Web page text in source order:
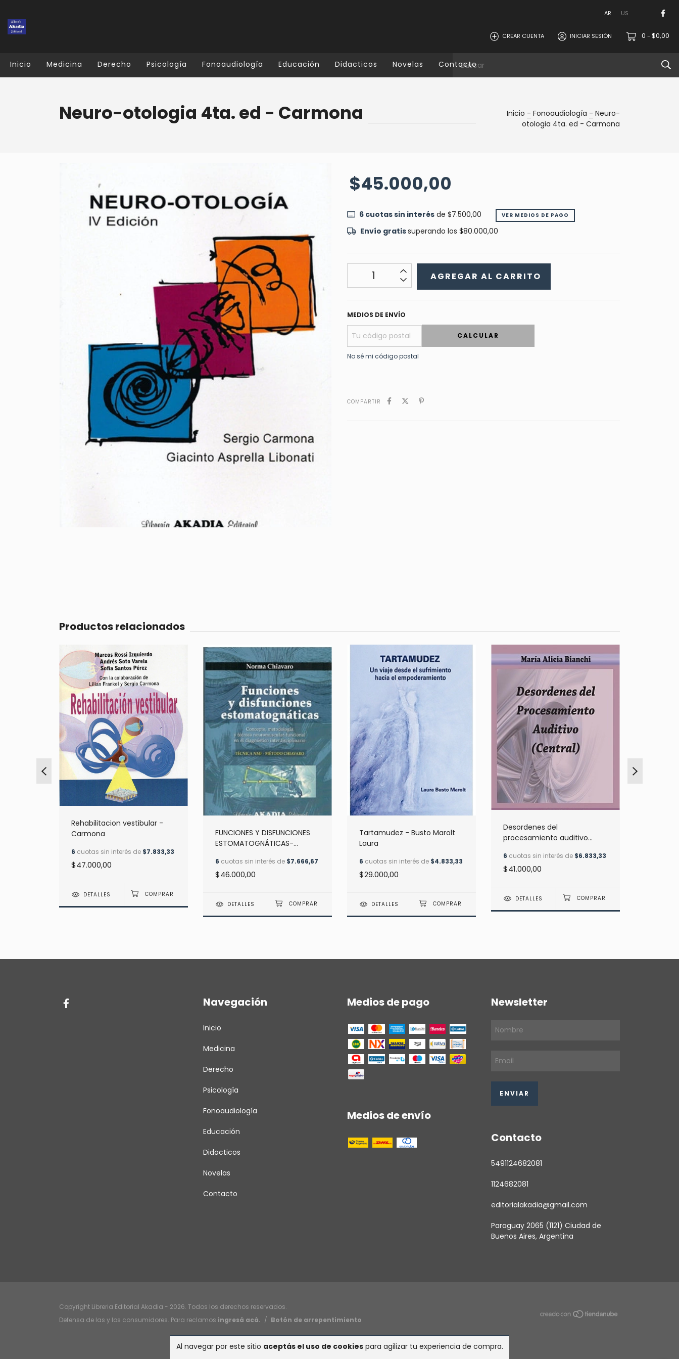
AR US
CREAR CUENTA INICIAR SESIÓN 0 - $0,00
Inicio Medicina Derecho Psicología Fonoaudiología Educación Didacticos Novelas Contacto
Al navegar por este sitio aceptás el uso de cookiespara agilizar tu experiencia de compra.
Neuro-otologia 4ta. ed - Carmona Inicio - Fonoaudiología - Neuro-
otologia 4ta. ed - Carmona
$45.000,00
6cuotas sin interésde $7.500,00 VER MEDIOS DE PAGO
Envío gratissuperando los $80.000,00
MEDIOS DE ENVÍO
CALCULAR
No sé mi código postal
COMPARTIR
Productos relacionados
Rehabilitacion vestibular -
Carmona
6 cuotas sin interés de $7.833,33
$47.000,00
DETALLES
FUNCIONES Y DISFUNCIONES
ESTOMATOGNÁTICAS-
TÉCNICA ...NORMA CHIAVARO
6 cuotas sin interés de $7.666,67
$46.000,00
DETALLES
Tartamudez - Busto Marolt
Laura
6 cuotas sin interés de $4.833,33
$29.000,00
DETALLES
Desordenes del
procesamiento auditivo
6 cuotas sin interés de $6.833,33
$41.000,00
DETALLES
Navegación
Inicio
Medicina
Derecho
Psicología
Fonoaudiología
Educación
Didacticos
Novelas
Contacto
Medios de pago
Medios de envío
Newsletter
Contacto
5491124682081
1124682081
editorialakadia@gmail.com
Paraguay 2065 (1121) Ciudad de
Buenos Aires, Argentina
Copyright Libreria Editorial Akadia - 2026. Todos los derechos reservados.
Defensa de las y los consumidores. Para reclamos ingresá acá. / Botón de arrepentimiento